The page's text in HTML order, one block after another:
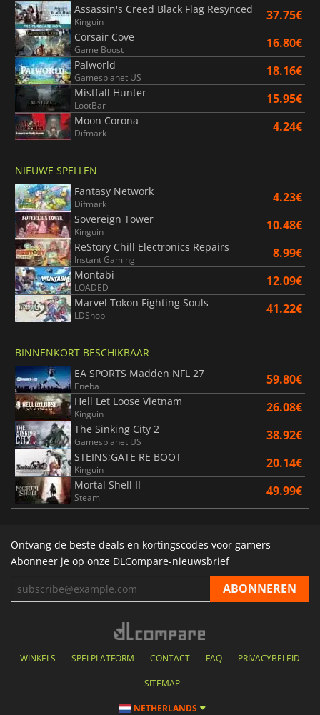
Assassin's Creed Black Flag Resynced
Kinguin 37.75€
Corsair Cove
Game Boost 16.80€
Palworld
Gamesplanet US 18.16€
Mistfall Hunter
LootBar 15.95€
Moon Corona
Difmark 4.24€
NIEUWE SPELLEN
Fantasy Network
Difmark 4.23€
Sovereign Tower
Kinguin 10.48€
ReStory Chill Electronics Repairs
Instant Gaming 8.99€
Montabi
LOADED 12.09€
Marvel Tokon Fighting Souls
LDShop 41.22€
BINNENKORT BESCHIKBAAR
EA SPORTS Madden NFL 27
Eneba 59.80€
Hell Let Loose Vietnam
Kinguin 26.08€
The Sinking City 2
Gamesplanet US 38.92€
STEINS;GATE RE BOOT
Kinguin 20.14€
Mortal Shell II
Steam 49.99€
Ontvang de beste deals en kortingscodes voor gamers
Abonneer je op onze DLCompare-nieuwsbrief
WINKELS SPELPLATFORM CONTACT FAQ PRIVACYBELEID
SITEMAP
NETHERLANDS